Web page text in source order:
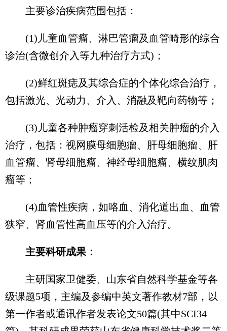
主要诊治疾病范围包括：
(1)儿童血管瘤、淋巴管瘤及血管畸形的综合
诊治(含微创介入等九种治疗方式)；
(2)鲜红斑痣及其综合症的个体化综合治疗，
包括激光、光动力、介入、消融及靶向药物等；
(3)儿童各种肿瘤穿刺活检及相关肿瘤的介入
治疗，包括：视网膜母细胞瘤、肝母细胞瘤、肝
血管瘤、肾母细胞瘤、神经母细胞瘤、横纹肌肉
瘤等；
(4)血管性疾病，如咯血、消化道出血、血管
狭窄、肾血管性高血压等的介入治疗。
主要科研成果：
主研国家卫健委、山东省自然科学基金等各
级课题5项，主编及参编中英文著作教材7部，以
第一作者或通讯作者发表论文50篇(其中SCI34